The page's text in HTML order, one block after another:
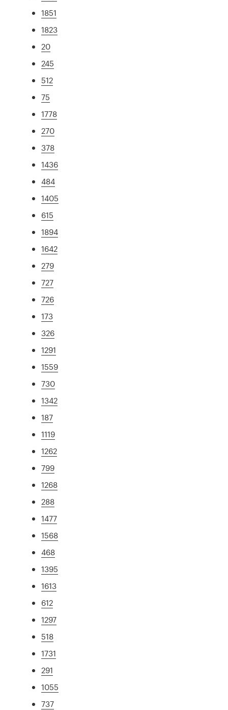
1851
1823
20
245
512
75
1778
270
378
1436
484
1405
615
1894
1642
279
727
726
173
326
1291
1559
730
1342
187
1119
1262
799
1268
288
1477
1568
468
1395
1613
612
1297
518
1731
291
1055
737